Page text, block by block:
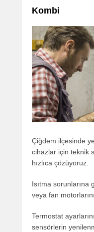
Kombi
Çiğdem ilçesinde
cihazlar için teknik
hızlıca çözüyoruz.
Isıtma sorunlarına
veya fan
Termostat
sensörlerin